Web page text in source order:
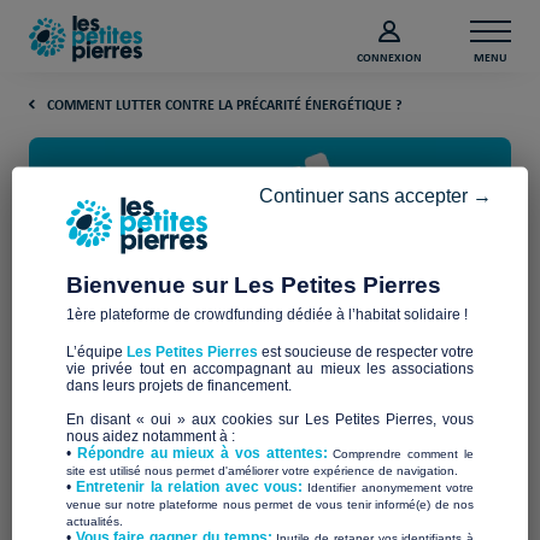
CONNEXION MENU
COMMENT LUTTER CONTRE LA PRÉCARITÉ ÉNERGÉTIQUE ?
À quoi sert l’Observatoire
National de Précarité
Énergétique ?
La précarité énergétique
Bienvenue sur Les Petites Pierres
1ère plateforme de crowdfunding dédiée à l’habitat solidaire !
L’équipe Les Petites Pierres est soucieuse de respecter votre
vie privée tout en accompagnant au mieux les associations
dans leurs projets de financement.
En disant « oui » aux cookies sur Les Petites Pierres, vous
nous aidez notamment à :
• Répondre au mieux à vos attentes:Comprendre comment le
site est utilisé nous permet d'améliorer votre expérience de navigation.
•Entretenir la relation avec vous: Identifier anonymement votre
venue sur notre plateforme nous permet de vous tenir informé(e) de nos
actualités.
Continuer sans accepter →